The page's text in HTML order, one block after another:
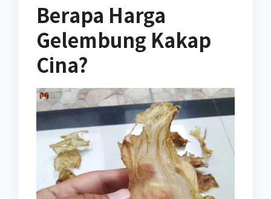
Berapa Harga
Gelembung Kakap
Cina?